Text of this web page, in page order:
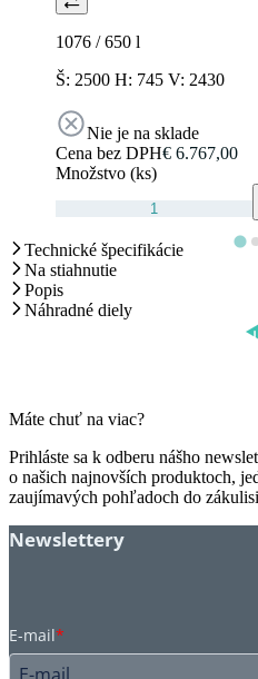
1076 / 650 l
Š: 2500 H: 745 V: 2430
Nie je na sklade
Cena bez DPH€ 6.767,00
Množstvo (ks)
Technické špecifikácie
Na stiahnutie
Popis
Náhradné diely
Máte chuť na viac?
Prihláste sa k odberu nášho
o našich najnovších produktoch,
zaujímavých pohľadoch do
Newslettery
E-mail*